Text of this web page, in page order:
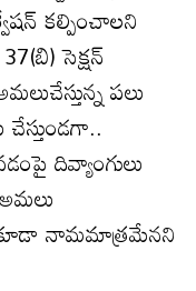
కల్పించాలని
సెక్షన్‌
పలు
దివ్యాంగులు
కూడా నామమాత్రమేనని